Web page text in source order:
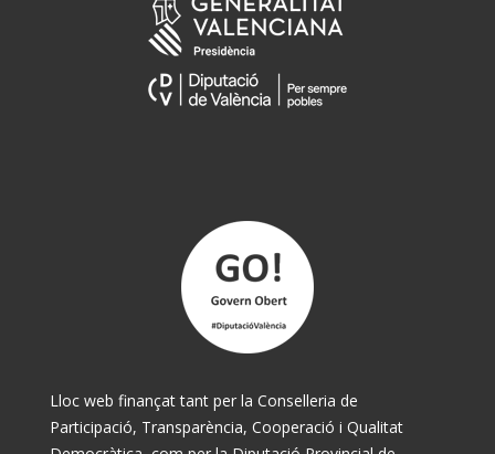
Lloc web finançat tant per la Conselleria de
Participació, Transparència, Cooperació i Qualitat